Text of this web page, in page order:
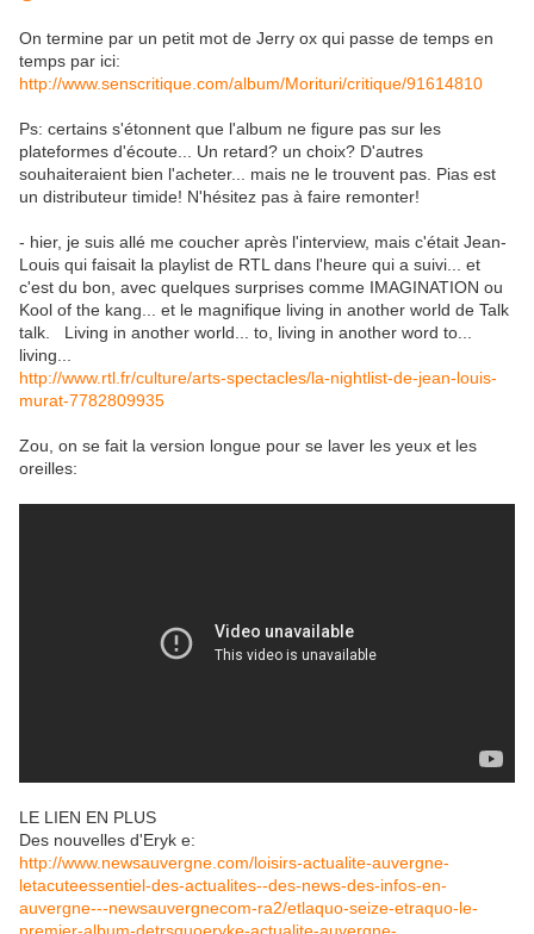
On termine par un petit mot de Jerry ox qui passe de temps en
temps par ici:
http://www.senscritique.com/album/Morituri/critique/91614810
Ps: certains s'étonnent que l'album ne figure pas sur les
plateformes d'écoute... Un retard? un choix? D'autres
souhaiteraient bien l'acheter... mais ne le trouvent pas. Pias est
un distributeur timide! N'hésitez pas à faire remonter!
- hier, je suis allé me coucher après l'interview, mais c'était Jean-
Louis qui faisait la playlist de RTL dans l'heure qui a suivi... et
c'est du bon, avec quelques surprises comme IMAGINATION ou
Kool of the kang... et le magnifique living in another world de Talk
talk. Living in another world... to, living in another word to...
living...
http://www.rtl.fr/culture/arts-spectacles/la-nightlist-de-jean-louis-
murat-7782809935
Zou, on se fait la version longue pour se laver les yeux et les
oreilles:
LE LIEN EN PLUS
Des nouvelles d'Eryk e:
http://www.newsauvergne.com/loisirs-actualite-auvergne-
letacuteessentiel-des-actualites--des-news-des-infos-en-
auvergne---newsauvergnecom-ra2/etlaquo-seize-etraquo-le-